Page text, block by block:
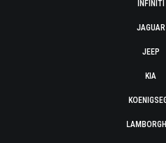
INFINITI
JAGUAR
JEEP
KIA